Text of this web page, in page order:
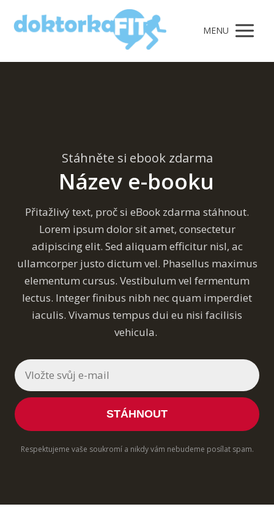
MENU
Stáhněte si ebook zdarma
Název e-booku
Přitažlivý text, proč si eBook zdarma stáhnout.
Lorem ipsum dolor sit amet, consectetur
adipiscing elit. Sed aliquam efficitur nisl, ac
ullamcorper justo dictum vel. Phasellus maximus
elementum cursus. Vestibulum vel fermentum
lectus. Integer finibus nibh nec quam imperdiet
iaculis. Vivamus tempus dui eu nisi facilisis
vehicula.
STÁHNOUT
Respektujeme vaše soukromí a nikdy vám nebudeme posílat spam.